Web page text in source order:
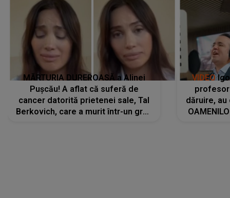
MĂRTURIA DUREROASĂ a Alinei
Pușcău! A aflat că suferă de
cancer datorită prietenei sale, Tal
Berkovich, care a murit într-un grav
VIDEO
dăruire, au